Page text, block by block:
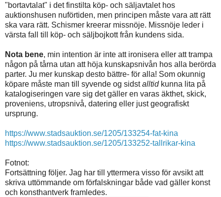
"bortavtalat" i det finstilta köp- och säljavtalet hos
auktionshusen nuförtiden, men principen måste vara att rätt
ska vara rätt. Schismer kreerar missnöje. Missnöje leder i
värsta fall till köp- och säljbojkott från kundens sida.
Nota bene, min intention är inte att ironisera eller att trampa
någon på tårna utan att höja kunskapsnivån hos alla berörda
parter. Ju mer kunskap desto bättre- för alla! Som okunnig
köpare måste man till syvende og sidstalltidkunna lita på
katalogiseringen vare sig det gäller en varas äkthet, skick,
proveniens, utropsnivå, datering eller just geografiskt
ursprung.
https://www.stadsauktion.se/1205/133254-fat-kina
https://www.stadsauktion.se/1205/133252-tallrikar-kina
Fotnot:
Fortsättning följer. Jag har till yttermera visso för avsikt att
skriva uttömmande om förfalskningar både vad gäller konst
och konsthantverk framledes.